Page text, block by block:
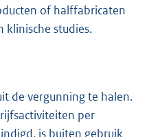
of halffabricaten
klinische studies.
de vergunning te halen.
per
is buiten gebruik